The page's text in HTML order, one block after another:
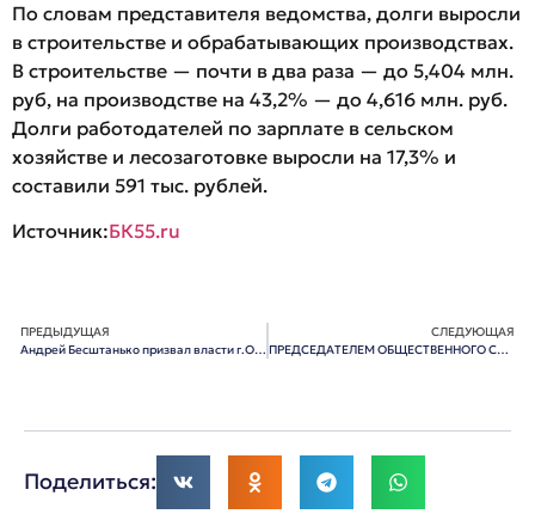
По словам представителя ведомства, долги выросли
в строительстве и обрабатывающих производствах.
В строительстве — почти в два раза — до 5,404 млн.
руб, на производстве на 43,2% — до 4,616 млн. руб.
Долги работодателей по зарплате в сельском
хозяйстве и лесозаготовке выросли на 17,3% и
составили 591 тыс. рублей.
Источник:БК55.ru
ПРЕДЫДУЩАЯ
Андрей Бесштанько призвал власти г.Омска заняться своими прямыми обязанностями по исполнению бюджетного законодательства
СЛЕДУЮЩАЯ
ПРЕДСЕДАТЕЛЕМ ОБЩЕСТВЕННОГО СОВЕТА ПРИ УМВД СТАЛА ДИРЕКТОР ТЮЗА СОКОЛОВА
Поделиться: